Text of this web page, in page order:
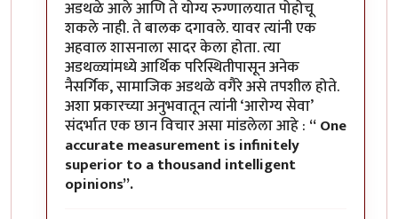
अडथळे आले आणि ते योग्य रुग्णालयात पोहोचू
शकले नाही. ते बालक दगावले. यावर त्यांनी एक
अहवाल शासनाला सादर केला होता. त्या
अडथळ्यांमध्ये आर्थिक परिस्थितीपासून अनेक
नैसर्गिक, सामाजिक अडथळे वगैरे असे तपशील होते.
अशा प्रकारच्या अनुभवातून त्यांनी ‘आरोग्य सेवा’
संदर्भात एक छान विचार असा मांडलेला आहे : “ One
accurate measurement is infinitely
superior to a thousand intelligent
opinions”.